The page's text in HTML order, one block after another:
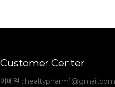
Customer Center
이메일 : healtypharm1@gmail.com